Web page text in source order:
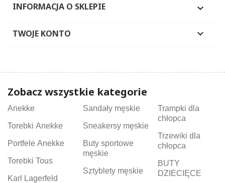
INFORMACJA O SKLEPIE 
TWOJE KONTO 
Zobacz wszystkie kategorie
Anekke
Torebki Anekke
Portfele Anekke
Torebki Tous
Karl Lagerfeld
Sandały męskie
Sneakersy męskie
Buty sportowe
męskie
Sztyblety męskie
Trampki dla
chłopca
Trzewiki dla
chłopca
BUTY
DZIECIĘCE